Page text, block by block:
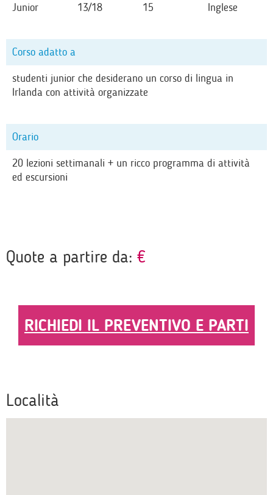
Junior 13/18 15 Inglese
Corso adatto a
studenti junior che desiderano un corso di lingua in
Irlanda con attività organizzate
Orario
20 lezioni settimanali + un ricco programma di attività
ed escursioni
Quote a partire da: €
RICHIEDI IL PREVENTIVO E PARTI
Località